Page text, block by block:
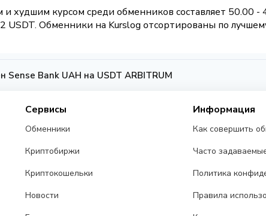
худшим курсом среди обменников составляет 50.00
USDT. Обменники на Kurslog отсортированы по
Sense Bank UAH на USDT ARBITRUM
Сервисы
Обменники
Криптобиржи
Криптокошельки
Новости
Информация
Как совершить
Часто
Политика
Правила